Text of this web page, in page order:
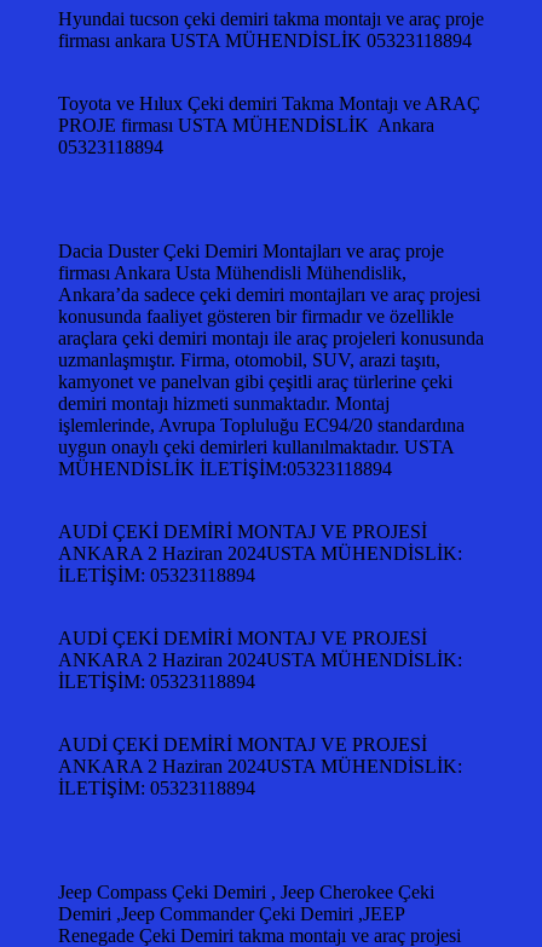
Hyundai tucson çeki demiri takma montajı ve araç proje
firması ankara USTA MÜHENDİSLİK 05323118894
Toyota ve Hılux Çeki demiri Takma Montajı ve ARAÇ
PROJE firması USTA MÜHENDİSLİK Ankara
05323118894
Dacia Duster Çeki Demiri Montajları ve araç proje
firması Ankara Usta Mühendisli Mühendislik,
Ankara’da sadece çeki demiri montajları ve araç projesi
konusunda faaliyet gösteren bir firmadır ve özellikle
araçlara çeki demiri montajı ile araç projeleri konusunda
uzmanlaşmıştır. Firma, otomobil, SUV, arazi taşıtı,
kamyonet ve panelvan gibi çeşitli araç türlerine çeki
demiri montajı hizmeti sunmaktadır. Montaj
işlemlerinde, Avrupa Topluluğu EC94/20 standardına
uygun onaylı çeki demirleri kullanılmaktadır. USTA
MÜHENDİSLİK İLETİŞİM:05323118894
AUDİ ÇEKİ DEMİRİ MONTAJ VE PROJESİ
ANKARA 2 Haziran 2024USTA MÜHENDİSLİK:
İLETİŞİM: 05323118894
AUDİ ÇEKİ DEMİRİ MONTAJ VE PROJESİ
ANKARA 2 Haziran 2024USTA MÜHENDİSLİK:
İLETİŞİM: 05323118894
AUDİ ÇEKİ DEMİRİ MONTAJ VE PROJESİ
ANKARA 2 Haziran 2024USTA MÜHENDİSLİK:
İLETİŞİM: 05323118894
Jeep Compass Çeki Demiri , Jeep Cherokee Çeki
Demiri ,Jeep Commander Çeki Demiri ,JEEP
Renegade Çeki Demiri takma montajı ve araç projesi